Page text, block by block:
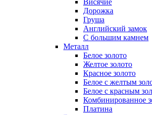
Висячие
Дорожка
Груша
Английский замок
С большим камнем
Металл
Белое золото
Желтое золото
Красное золото
Белое с желтым
Белое с красным
Комбинированное
Платина